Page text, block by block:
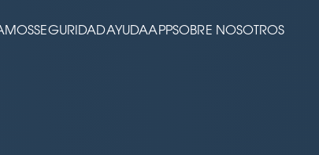
SEGURIDADAYUDAAPPSOBRE NOSOTROS